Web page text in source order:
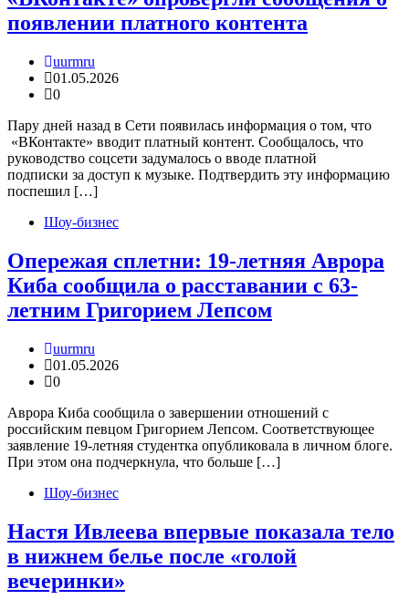
появлении платного контента
uurmru
01.05.2026
0
Пару дней назад в Сети появилась информация о том, что
«ВКонтакте» вводит платный контент. Сообщалось, что
руководство соцсети задумалось о вводе платной
подписки за доступ к музыке. Подтвердить эту информацию
поспешил […]
Шоу-бизнес
Опережая сплетни: 19-летняя Аврора
Киба сообщила о расставании с 63-
летним Григорием Лепсом
uurmru
01.05.2026
0
Аврора Киба сообщила о завершении отношений с
российским певцом Григорием Лепсом. Соответствующее
заявление 19-летняя студентка опубликовала в личном блоге.
При этом она подчеркнула, что больше […]
Шоу-бизнес
Настя Ивлеева впервые показала тело
в нижнем белье после «голой
вечеринки»